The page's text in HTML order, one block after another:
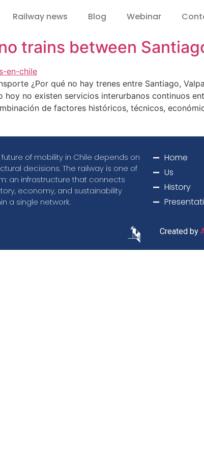
Railway news Blog Webinar
trains between
¿Por qué no hay trenes entre Santiago,
hoy no existen servicios interurbanos continuos
de factores históricos, técnicos,
future of mobility in Chile depends on
decisions. The railway is one of
an infrastructure that connects
economy, and sustainability
a single network.
Home
Us
History
Created by